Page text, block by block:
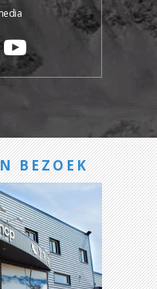
BEZOEK